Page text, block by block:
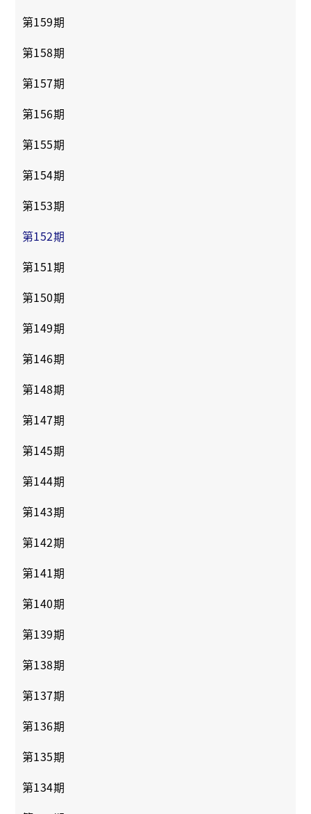
第159期
第158期
第157期
第156期
第155期
第154期
第153期
第152期
第151期
第150期
第149期
第146期
第148期
第147期
第145期
第144期
第143期
第142期
第141期
第140期
第139期
第138期
第137期
第136期
第135期
第134期